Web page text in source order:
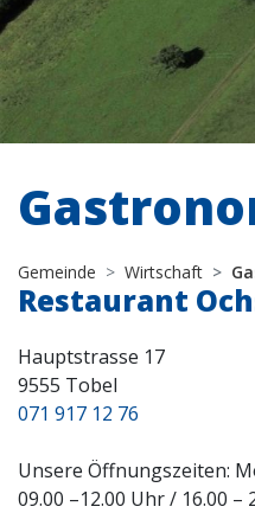
Gemeinde Wirtschaft
Restaurant
Hauptstrasse 17
9555 Tobel
071 917 12 76
Unsere Öffnungszeiten:
09.00 –12.00 Uhr / 16.00